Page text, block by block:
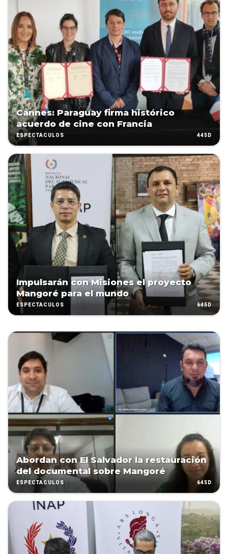
Cannes: Paraguay firma histórico
acuerdo de cine con Francia
ESPECTÁCULOS 445D
Impulsarán con Misiones el proyecto
Mangoré para el mundo
ESPECTÁCULOS 645D
Abordan con El Salvador la restauración
del documental sobre Mangoré
ESPECTÁCULOS 645D